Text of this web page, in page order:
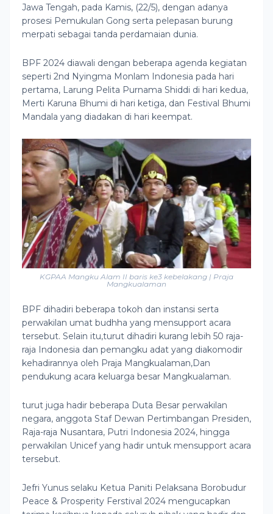
Jawa Tengah, pada Kamis, (22/5), dengan adanya
prosesi Pemukulan Gong serta pelepasan burung
merpati sebagai tanda perdamaian dunia.
BPF 2024 diawali dengan beberapa agenda kegiatan
seperti 2nd Nyingma Monlam Indonesia pada hari
pertama, Larung Pelita Purnama Shiddi di hari kedua,
Merti Karuna Bhumi di hari ketiga, dan Festival Bhumi
Mandala yang diadakan di hari keempat.
KGPAA Mangku Alam II baris ke3 kebelakang | Praja
Mangkualaman
BPF dihadiri beberapa tokoh dan instansi serta
perwakilan umat budhha yang mensupport acara
tersebut. Selain itu,turut dihadiri kurang lebih 50 raja-
raja Indonesia dan pemangku adat yang diakomodir
kehadirannya oleh Praja Mangkualaman,Dan
pendukung acara keluarga besar Mangkualaman.
turut juga hadir beberapa Duta Besar perwakilan
negara, anggota Staf Dewan Pertimbangan Presiden,
Raja-raja Nusantara, Putri Indonesia 2024, hingga
perwakilan Unicef yang hadir untuk mensupport acara
tersebut.
Jefri Yunus selaku Ketua Paniti Pelaksana Borobudur
Peace & Prosperity Ferstival 2024 mengucapkan